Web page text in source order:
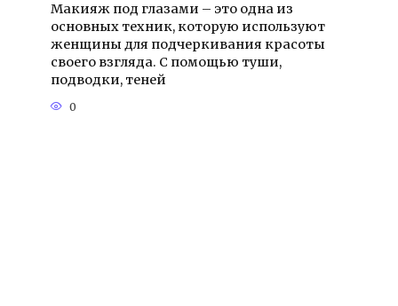
Макияж под глазами – это одна из
основных техник, которую используют
женщины для подчеркивания красоты
своего взгляда. С помощью туши,
подводки, теней
0